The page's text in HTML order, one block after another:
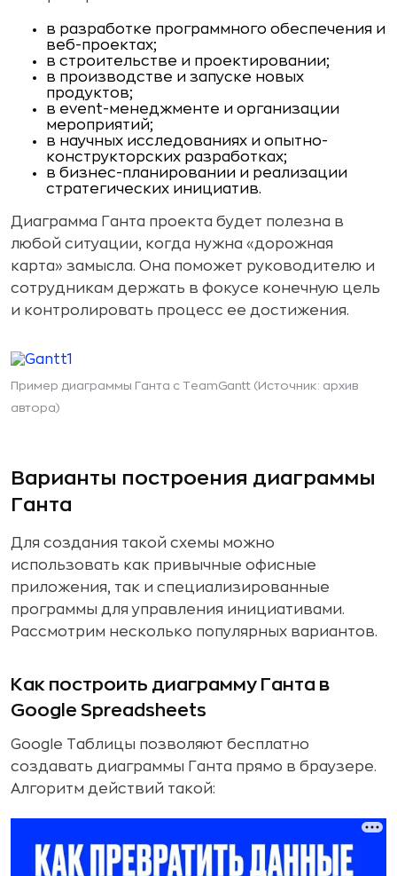
в разработке программного обеспечения и
веб-проектах;
в строительстве и проектировании;
в производстве и запуске новых
продуктов;
в event-менеджменте и организации
мероприятий;
в научных исследованиях и опытно-
конструкторских разработках;
в бизнес-планировании и реализации
стратегических инициатив.
Диаграмма Ганта проекта будет полезна в
любой ситуации, когда нужна «дорожная
карта» замысла. Она поможет руководителю и
сотрудникам держать в фокусе конечную цель
и контролировать процесс ее достижения.
Пример диаграммы Ганта с TeamGantt (Источник: архив
автора)
Варианты построения диаграммы
Ганта
Для создания такой схемы можно
использовать как привычные офисные
приложения, так и специализированные
программы для управления инициативами.
Рассмотрим несколько популярных вариантов.
Как построить диаграмму Ганта в
Google Spreadsheets
Google Таблицы позволяют бесплатно
создавать диаграммы Ганта прямо в браузере.
Алгоритм действий такой: